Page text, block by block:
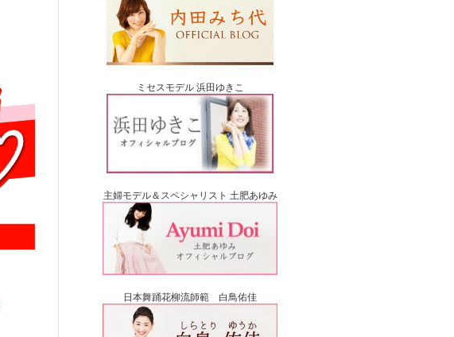
ミセスモデル 浜田ゆきこ
主婦モデル＆スペシャリスト 土肥あゆみ
日本舞踊花柳流師範 白鳥佑佳